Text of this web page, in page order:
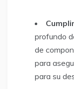
profundo
de
para
para su